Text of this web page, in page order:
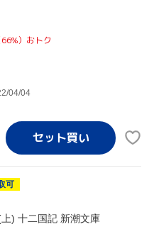
）おトク
04/04
可
) 十二国記 新潮文庫